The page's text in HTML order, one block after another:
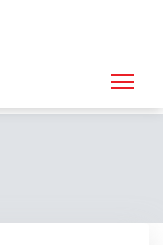
Graniczna 11